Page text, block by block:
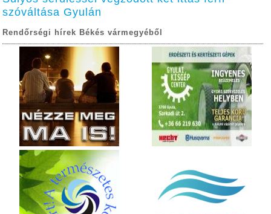
szóváltása Gyulán
Rendőrségi hírek Békés vármegyéből